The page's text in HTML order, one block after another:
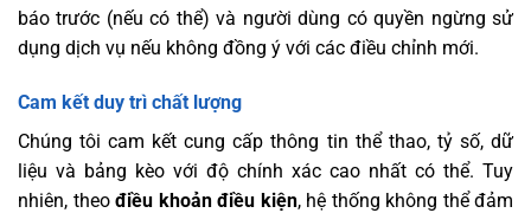
báo trước (nếu có thể) và người dùng có quyền ngừng sử
dụng dịch vụ nếu không đồng ý với các điều chỉnh mới.
Cam kết duy trì chất lượng
Chúng tôi cam kết cung cấp thông tin thể thao, tỷ số, dữ
liệu và bảng kèo với độ chính xác cao nhất có thể. Tuy
nhiên, theo điều khoản điều kiện, hệ thống không thể đảm